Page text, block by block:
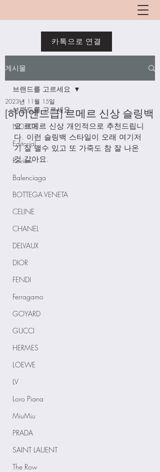
카톡으로 연결
게시물
브랜드를 고르세요
NOTICE
Editorial
Review
Balenciaga
BOTTEGA VENETA
CELINE
CHANEL
DELVAUX
DIOR
FENDI
Ferragamo
GOYARD
GUCCI
HERMES
LOEWE
LV
Loro Piana
MiuMiu
PRADA
SAINT LAUENT
The Row
브랜드를 고르세요
[하이엔드급] 르메르 신상 슬링백
2023년 11월 15일
요 르메르 신상 개인적으로 추천드립니
다. 이런 슬링백 스타일이 오래 여기저
기 잘 맬수 있고 또 가죽도 참 잘 나온
것 같아요.